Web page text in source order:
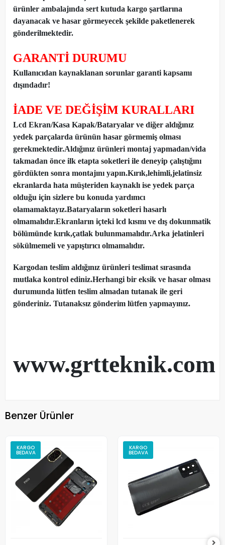
ürünler ambalajında sert kutuda kargo şartlarına
dayanacak ve hasar görmeyecek şekilde paketlenerek
gönderilmektedir.
GARANTİ DURUMU
Kullanıcıdan kaynaklanan sorunlar garanti kapsamı
dışındadır!
İADE VE DEĞİŞİM KURALLARI
Lcd Ekran/Kasa Kapak/Bataryalar ve diğer aldığınız
yedek parçalarda ürünün hasar görmemiş olması
gerekmektedir.Aldığınız ürünleri montaj yapmadan/vida
takmadan önce ilk etapta soketleri ile deneyip çalıştığını
gördükten sonra montajını yapın.Kırık,lehimli,jelatinsiz
ekranlarda hata müşteriden kaynaklı ise yedek parça
olduğu için sizlere bu konuda yardımcı
olamamaktayız.Bataryaların soketleri hasarlı
olmamalıdır.Ekranların içteki lcd kısmı ve dış dokunmatik
bölümünde kırık,çatlak bulunmamalıdır.Arka jelatinleri
sökülmemeli ve yapıştırıcı olmamalıdır.
Kargodan teslim aldığınız ürünleri teslimat sırasında
mutlaka kontrol ediniz.Herhangi bir eksik ve hasar olması
durumunda lütfen teslim almadan tutanak ile geri
gönderiniz. Tutanaksız gönderim lütfen yapmayınız.
www.grtteknik.com
Benzer Ürünler
KARGO
BEDAVA
KARGO
BEDAVA